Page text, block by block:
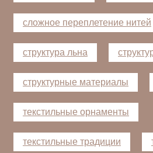
сложное переплетение нитей
структура льна
структурные материалы
текстильные орнаменты
текстильные традиции